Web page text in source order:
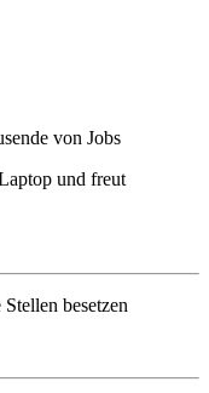
von Jobs
besetzen